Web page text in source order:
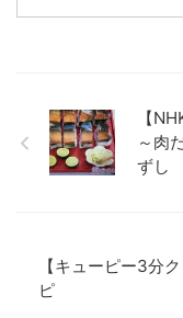
【
～肉
ずし
【キューピー3分
ピ